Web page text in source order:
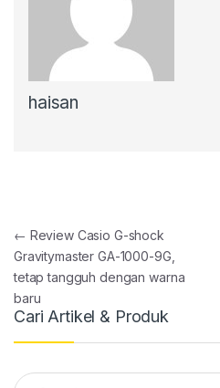
haisan
Post navigation
← Review Casio G-shock
Gravitymaster GA-1000-9G,
tetap tangguh dengan warna
baru
Cari Artikel & Produk
Search for: